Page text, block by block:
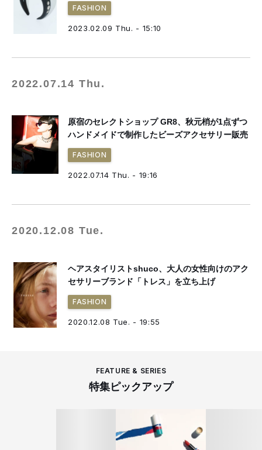
FASHION
2023.02.09 Thu. - 15:10
2022.07.14 Thu.
原宿のセレクトショップ GR8、秋元梢が1点ずつ
ハンドメイドで制作したビーズアクセサリー販売
FASHION
2022.07.14 Thu. - 19:16
2020.12.08 Tue.
ヘアスタイリストshuco、大人の女性向けのアク
セサリーブランド「トレス」を立ち上げ
FASHION
2020.12.08 Tue. - 19:55
FEATURE & SERIES
特集ピックアップ